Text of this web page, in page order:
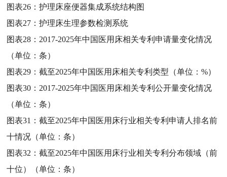
图表26：护理床座便器集成系统结构图
图表27：护理床生理参数检测系统
图表28： 2017-2025年中国医用床相关专利申请量变化情况
（单位：条）
图表29：截至2025年中国医用床相关专利类型（单位：%）
图表30： 2017-2025年中国医用床相关专利公开量变化情况
（单位：条）
图表31：截至2025年中国医用床行业相关专利申请人排名前
十情况（单位：条）
图表32：截至2025年中国医用床行业相关专利分布领域（前
十位）（单位：条）